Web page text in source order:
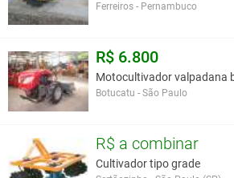
Ferreiros - Pernambuco
R$ 6.800
Motocultivador valpadana
Botucatu - São Paulo
R$ a combinar
Cultivador tipo grade